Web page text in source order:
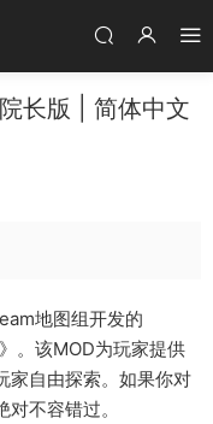
长版 | 简体中文
地图组开发的
。该MOD为玩家提供
家自由探索。如果你对
不容错过。